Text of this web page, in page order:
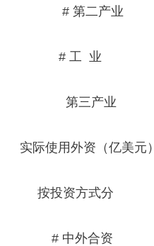
# 第二产业
# 工 业
第三产业
实际使用外资（亿美元）
按投资方式分
# 中外合资